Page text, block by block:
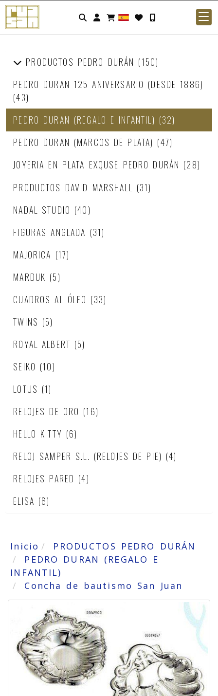
Identifícate
PRODUCTOS PEDRO DURÁN (150)
PEDRO DURAN 125 ANIVERSARIO (DESDE 1886)
(43)
PEDRO DURAN (REGALO E INFANTIL) (32)
PEDRO DURAN (MARCOS DE PLATA) (47)
JOYERIA EN PLATA EXQUSE PEDRO DURÁN (28)
PRODUCTOS DAVID MARSHALL (31)
NADAL STUDIO (40)
FIGURAS ANGLADA (31)
MAJORICA (17)
MARDUK (5)
CUADROS AL ÓLEO (33)
TWINS (5)
ROYAL ALBERT (5)
SEIKO (10)
LOTUS (1)
RELOJES DE ORO (16)
HELLO KITTY (6)
RELOJ SAMPER S.L. (RELOJES DE PIE) (4)
RELOJES PARED (4)
ELISA (6)
Inicio
PRODUCTOS PEDRO DURÁN
PEDRO DURAN (REGALO E
INFANTIL)
Concha de bautismo San Juan